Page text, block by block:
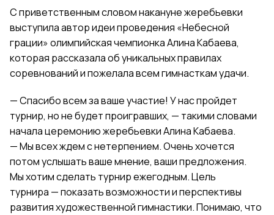
С приветственным словом накануне жеребьевки
выступила автор идеи проведения «Небесной
грации» олимпийская чемпионка Алина Кабаева,
которая рассказала об уникальных правилах
соревнований и пожелала всем гимнасткам удачи.
— Спасибо всем за ваше участие! У нас пройдет
турнир, но не будет проигравших, — такими словами
начала церемонию жеребьевки Алина Кабаева.
— Мы всех ждем с нетерпением. Очень хочется
потом услышать ваше мнение, ваши предложения.
Мы хотим сделать турнир ежегодным. Цель
турнира — показать возможности и перспективы
развития художественной гимнастики. Понимаю, что